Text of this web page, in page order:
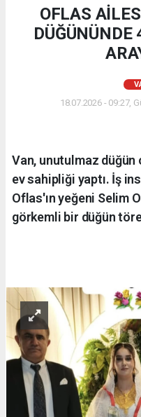
OFLAS
18.07.2026 - 09:27,
Van, unutulmaz
ev sahipliği yaptı. İş
Oflas'ın yeğeni Selim
görkemli bir düğün